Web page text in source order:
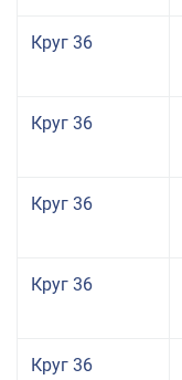
Круг 36
Круг 36
Круг 36
Круг 36
Круг 36